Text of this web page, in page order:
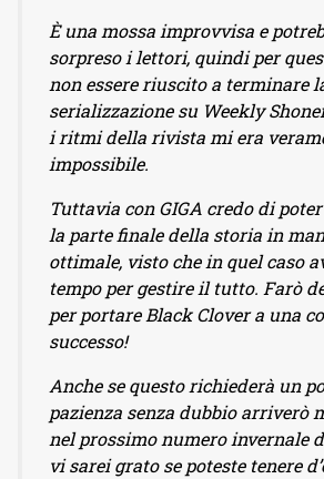
È una mossa improvvisa e
sorpreso i lettori, quindi per
non essere riuscito a terminare
serializzazione su Weekly
i ritmi della rivista mi era
impossibile.
Tuttavia con GIGA credo di
la parte finale della storia in
ottimale, visto che in quel caso
tempo per gestire il tutto. Farò
per portare Black Clover a una
successo!
Anche se questo richiederà un
pazienza senza dubbio arriverò
nel prossimo numero invernale
vi sarei grato se poteste tenere